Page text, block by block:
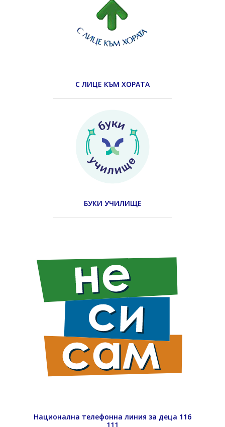
С ЛИЦЕ КЪМ ХОРАТА
БУКИ УЧИЛИЩЕ
Национална телефонна линия за деца 116
111